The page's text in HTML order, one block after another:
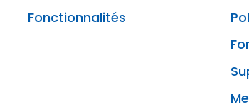
Fonctionnalités